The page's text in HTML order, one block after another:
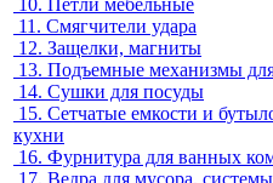
10. Петли мебельные
11. Смягчители удара
12. Защелки, магниты
13. Подъемные механизмы
14. Сушки для посуды
15. Сетчатые емкости и
кухни
16. Фурнитура для ванных
17. Ведра для мусора,